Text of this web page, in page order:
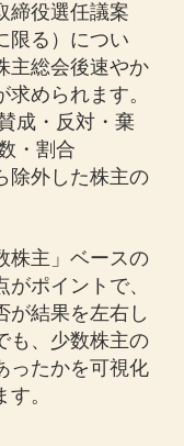
締役選任議案
限る）につい
主総会後速やか
められます。
成・反対・棄
・割合
除外した株主の
株主」ベースの
ポイントで、
が結果を左右し
も、少数株主の
ったかを可視化
。